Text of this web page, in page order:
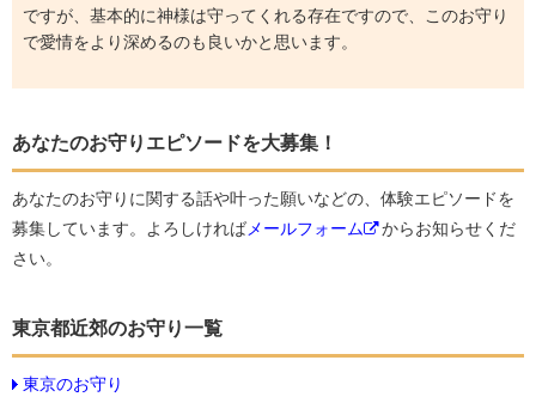
ですが、基本的に神様は守ってくれる存在ですので、このお守り
で愛情をより深めるのも良いかと思います。
あなたのお守りエピソードを大募集！
あなたのお守りに関する話や叶った願いなどの、体験エピソードを
募集しています。よろしければメールフォーム
からお知らせくだ
さい。
東京都近郊のお守り一覧
東京のお守り